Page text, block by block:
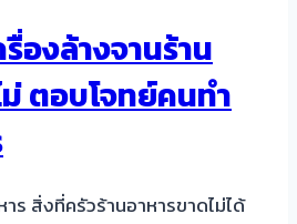
องล้างจานร้าน
ตอบโจทย์คนทำ
ร สิ่งที่ครัวร้านอาหารขาดไม่ได้